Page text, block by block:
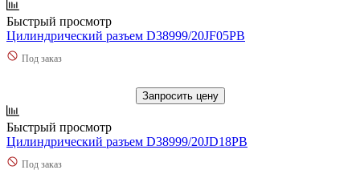
Быстрый просмотр
Цилиндрический разъем D38999/20JF05PB
Под заказ
Запросить цену
Быстрый просмотр
Цилиндрический разъем D38999/20JD18PB
Под заказ